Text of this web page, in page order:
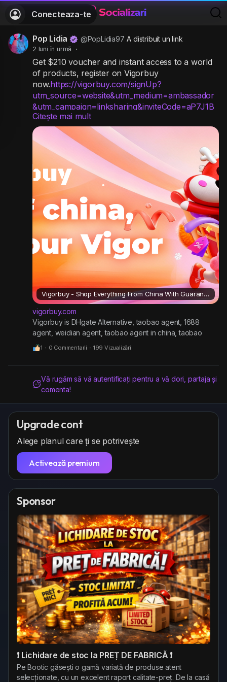
Conecteaza-te
Pop Lidia @PopLidia97 A distribuit un link
2 luni în urmă ·
Get $210 voucher and instant access to a world
of products, register on Vigorbuy
now.https://vigorbuy.com/signUp?
utm_source=website&utm_medium=ambassador
&utm_campaign=linksharing&inviteCode=aP7J1B
W0
Citește mai mult
Vigorbuy - Shop Everything From China With Guaranteed Service.
vigorbuy.com
Vigorbuy is DHgate Alternative, taobao agent, 1688
agent, weidian agent, taobao agent in china, taobao
shopping service, shopping in china, shopping service in
china, shopping agent in china
1 · 0 Commentarii · 199 Vizualizări
Vă rugăm să vă autentificați pentru a vă dori, partaja și
comenta!
Upgrade cont
Alege planul care ți se potrivește
Activează premium
Sponsor
❗ Lichidare de stoc la PREȚ DE FABRICĂ ❗
Pe Bootic găsești o gamă variată de produse atent
selecționate, cu un excelent raport calitate-preț. De la casă